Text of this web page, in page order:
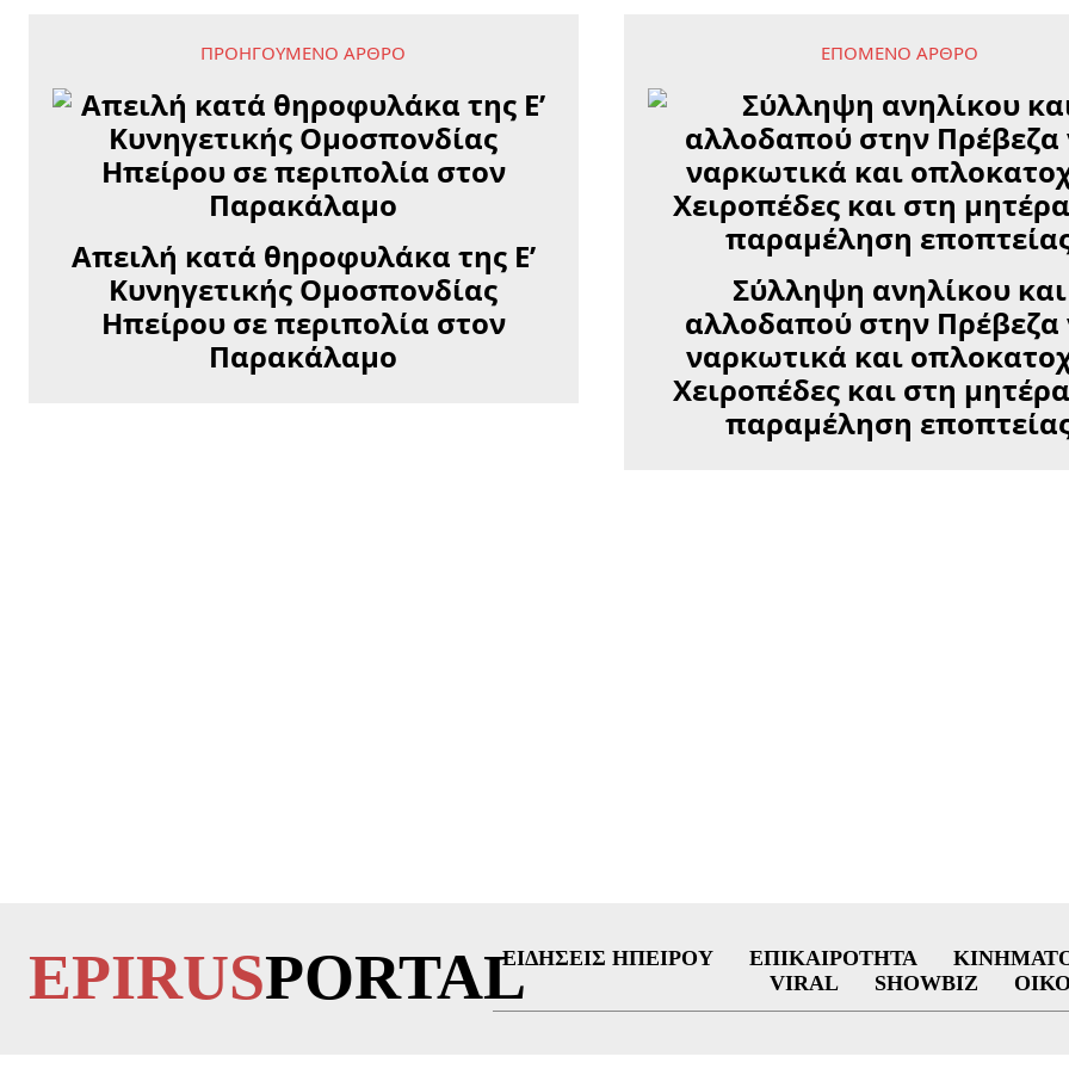
ΠΡΟΗΓΟΎΜΕΝΟ ΆΡΘΡΟ
Απειλή κατά θηροφυλάκα της Ε’
Κυνηγετικής Ομοσπονδίας
Ηπείρου σε περιπολία στον
Παρακάλαμο
ΕΠΌΜΕΝΟ ΆΡΘΡΟ
Σύλληψη ανηλίκου και
αλλοδαπού στην Πρέβεζα
ναρκωτικά και
Χειροπέδες και στη
παραμέληση
EPIRUSPORTALΕΙΔΉΣΕΙΣ ΗΠΕΊΡΟΥ ΕΠΙΚΑΙΡΌΤΗΤΑ
VIRAL
SHOWBIZ